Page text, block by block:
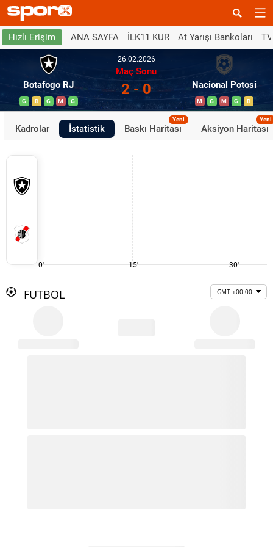
Hızlı Erişim ANA SAYFA İLK11 KUR At Yarışı Bankoları
Botafogo RJ
G B G M G
26.02.2026
Maç Sonu
2 - 0 Nacional Potosi
M G M G B
Kadrolar İstatistik Baskı Haritası
Yeni
Aksiyon Haritası
Yeni
0' 15' 30'
FUTBOL GMT +00:00